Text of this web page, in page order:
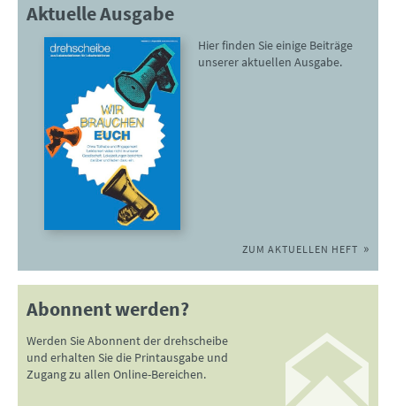
Aktuelle Ausgabe
Hier finden Sie einige Beiträge
unserer aktuellen Ausgabe.
ZUM AKTUELLEN HEFT
Abonnent werden?
Werden Sie Abonnent der drehscheibe
und erhalten Sie die Printausgabe und
Zugang zu allen Online-Bereichen.